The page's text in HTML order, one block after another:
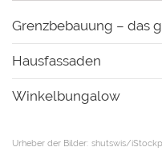
Grenzbebauung – das
Hausfassaden
Winkelbungalow
Urheber der Bilder: shutswis/